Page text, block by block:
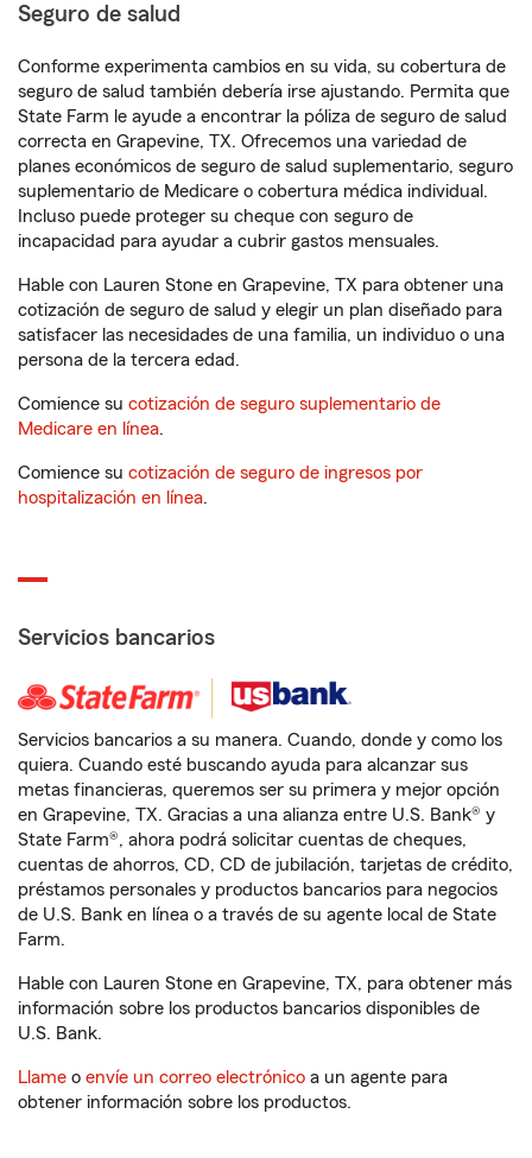
Seguro de salud
Conforme experimenta cambios en su vida, su cobertura de
seguro de salud también debería irse ajustando. Permita que
State Farm le ayude a encontrar la póliza de seguro de salud
correcta en Grapevine, TX. Ofrecemos una variedad de
planes económicos de seguro de salud suplementario, seguro
suplementario de Medicare o cobertura médica individual.
Incluso puede proteger su cheque con seguro de
incapacidad para ayudar a cubrir gastos mensuales.
Hable con Lauren Stone en Grapevine, TX para obtener una
cotización de seguro de salud y elegir un plan diseñado para
satisfacer las necesidades de una familia, un individuo o una
persona de la tercera edad.
Comience su cotización de seguro suplementario de
Medicare en línea.
Comience su cotización de seguro de ingresos por
hospitalización en línea.
Servicios bancarios
Servicios bancarios a su manera. Cuando, donde y como los
quiera. Cuando esté buscando ayuda para alcanzar sus
metas financieras, queremos ser su primera y mejor opción
en Grapevine, TX. Gracias a una alianza entre U.S. Bank® y
State Farm®, ahora podrá solicitar cuentas de cheques,
cuentas de ahorros, CD, CD de jubilación, tarjetas de crédito,
préstamos personales y productos bancarios para negocios
de U.S. Bank en línea o a través de su agente local de State
Farm.
Hable con Lauren Stone en Grapevine, TX, para obtener más
información sobre los productos bancarios disponibles de
U.S. Bank.
Llame o envíe un correo electrónico a un agente para
obtener información sobre los productos.